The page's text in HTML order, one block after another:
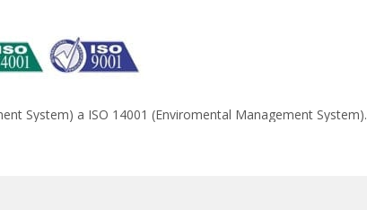
System) a ISO 14001 (Enviromental Management System).